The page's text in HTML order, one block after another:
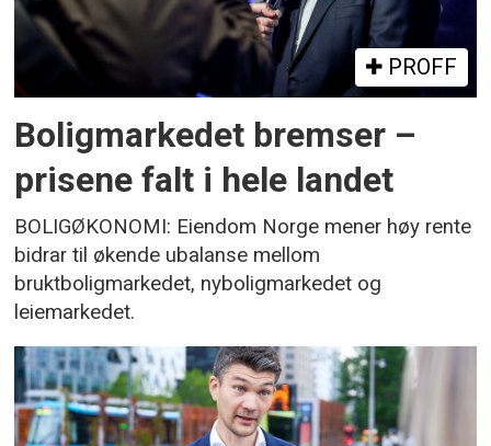
PROFF
Boligmarkedet bremser –
prisene falt i hele landet
BOLIGØKONOMI: Eiendom Norge mener høy rente
bidrar til økende ubalanse mellom
bruktboligmarkedet, nyboligmarkedet og
leiemarkedet.